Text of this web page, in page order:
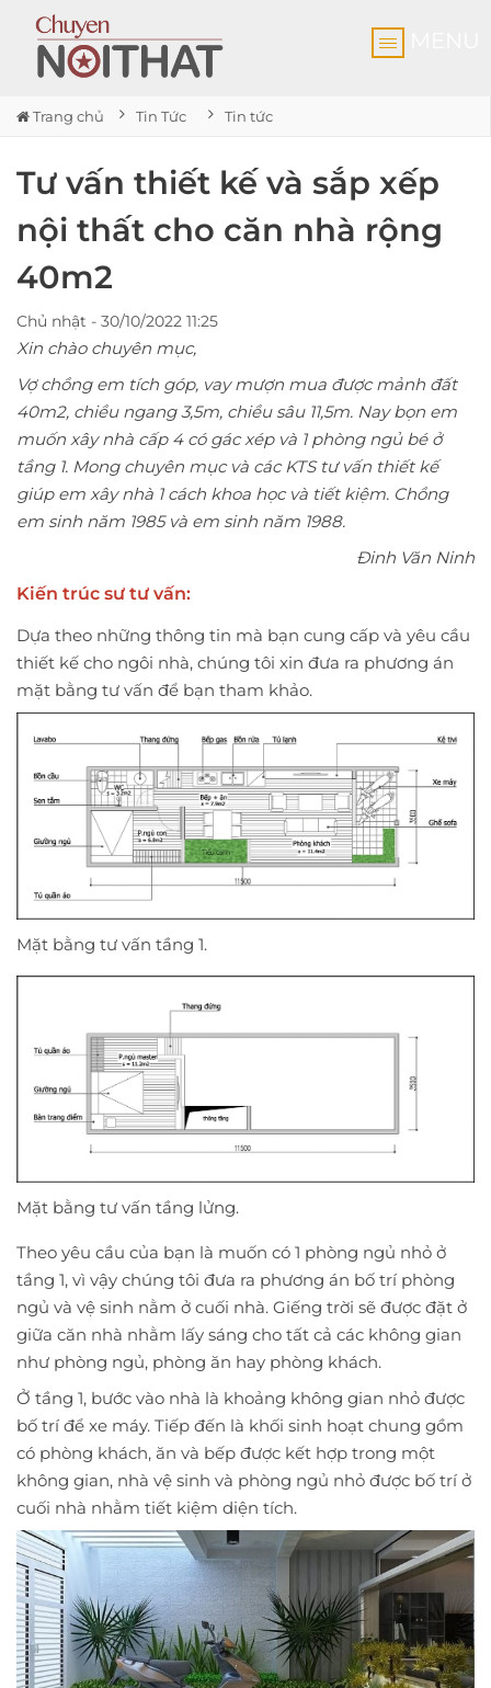
Trang chủ Tin Tức Tin tức
Tư vấn thiết kế và sắp xếp
nội thất cho căn nhà rộng
40m2
Chủ nhật - 30/10/2022 11:25
Xin chào chuyên mục,
Vợ chồng em tích góp, vay mượn mua được mảnh đất
40m2, chiều ngang 3,5m, chiều sâu 11,5m. Nay bọn em
muốn xây nhà cấp 4 có gác xép và 1 phòng ngủ bé ở
tầng 1. Mong chuyên mục và các KTS tư vấn thiết kế
giúp em xây nhà 1 cách khoa học và tiết kiệm. Chồng
em sinh năm 1985 và em sinh năm 1988.
Đinh Văn Ninh
Kiến trúc sư tư vấn:
Dựa theo những thông tin mà bạn cung cấp và yêu cầu
thiết kế cho ngôi nhà, chúng tôi xin đưa ra phương án
mặt bằng tư vấn để bạn tham khảo.
Mặt bằng tư vấn tầng 1.
Mặt bằng tư vấn tầng lửng.
Theo yêu cầu của bạn là muốn có 1 phòng ngủ nhỏ ở
tầng 1, vì vậy chúng tôi đưa ra phương án bố trí phòng
ngủ và vệ sinh nằm ở cuối nhà. Giếng trời sẽ được đặt ở
giữa căn nhà nhằm lấy sáng cho tất cả các không gian
như phòng ngủ, phòng ăn hay phòng khách.
Ở tầng 1, bước vào nhà là khoảng không gian nhỏ được
bố trí để xe máy. Tiếp đến là khối sinh hoạt chung gồm
có phòng khách, ăn và bếp được kết hợp trong một
không gian, nhà vệ sinh và phòng ngủ nhỏ được bố trí ở
cuối nhà nhằm tiết kiệm diện tích.